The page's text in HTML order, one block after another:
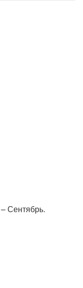
Сентябрь.